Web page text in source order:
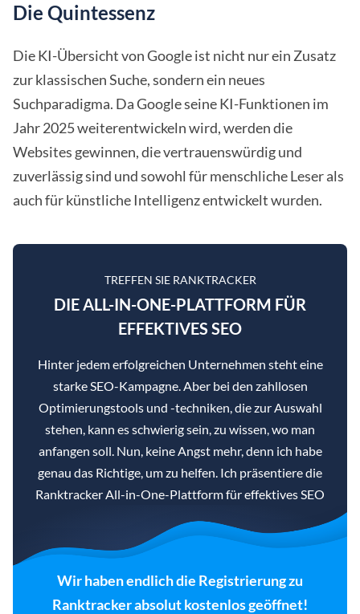
Die Quintessenz
Die KI-Übersicht von Google ist nicht nur ein Zusatz
zur klassischen Suche, sondern ein neues
Suchparadigma. Da Google seine KI-Funktionen im
Jahr 2025 weiterentwickeln wird, werden die
Websites gewinnen, die vertrauenswürdig und
zuverlässig sind und sowohl für menschliche Leser als
auch für künstliche Intelligenz entwickelt wurden.
TREFFEN SIE RANKTRACKER
DIE ALL-IN-ONE-PLATTFORM FÜR
EFFEKTIVES SEO
Hinter jedem erfolgreichen Unternehmen steht eine
starke SEO-Kampagne. Aber bei den zahllosen
Optimierungstools und -techniken, die zur Auswahl
stehen, kann es schwierig sein, zu wissen, wo man
anfangen soll. Nun, keine Angst mehr, denn ich habe
genau das Richtige, um zu helfen. Ich präsentiere die
Ranktracker All-in-One-Plattform für effektives SEO
Wir haben endlich die Registrierung zu
Ranktracker absolut kostenlos geöffnet!